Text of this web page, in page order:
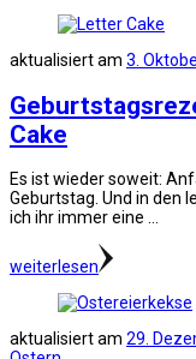
aktualisiert am 3.
Cake
Es ist wieder soweit:
Geburtstag. Und in den
ich ihr immer eine …
weiterlesen
aktualisiert am 29.